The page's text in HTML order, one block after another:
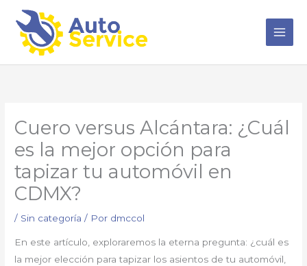
contenido
Cuero versus Alcántara: ¿Cuál
es la mejor opción para
tapizar tu automóvil en
CDMX?
/ Sin categoría / Por dmccol
En este artículo, exploraremos la eterna pregunta: ¿cuál es
la mejor elección para tapizar los asientos de tu automóvil,